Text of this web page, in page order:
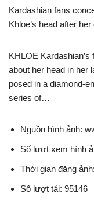
Kardashian fans
Khloe’s head after
KHLOE
about her head in her
posed in a diamond-
series of…
Nguồn hình ảnh:
Số lượt xem hình
Thời gian đăng
Số lượt tải: 95146